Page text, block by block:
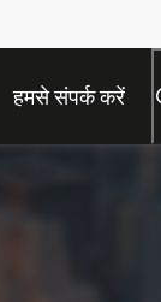
हमसे संपर्क करें